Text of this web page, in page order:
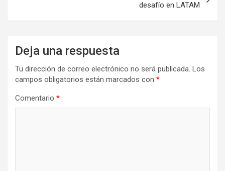
desafío en LATAM
Deja una respuesta
Tu dirección de correo electrónico no será publicada. Los
campos obligatorios están marcados con *
Comentario *